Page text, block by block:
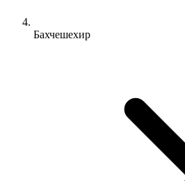
Бахчешехир